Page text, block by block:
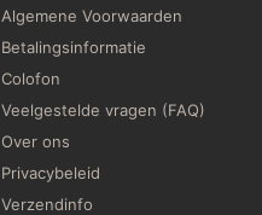
Algemene Voorwaarden
Betalingsinformatie
Colofon
Veelgestelde vragen (FAQ)
Over ons
Privacybeleid
Verzendinfo